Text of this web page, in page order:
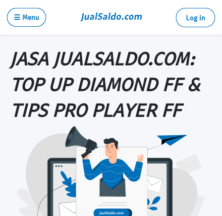
☰ Menu Log in
JASA JUALSALDO.COM:
TOP UP DIAMOND FF &
TIPS PRO PLAYER FF